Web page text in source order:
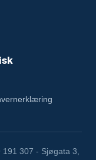
307 - Sjøgata 3,